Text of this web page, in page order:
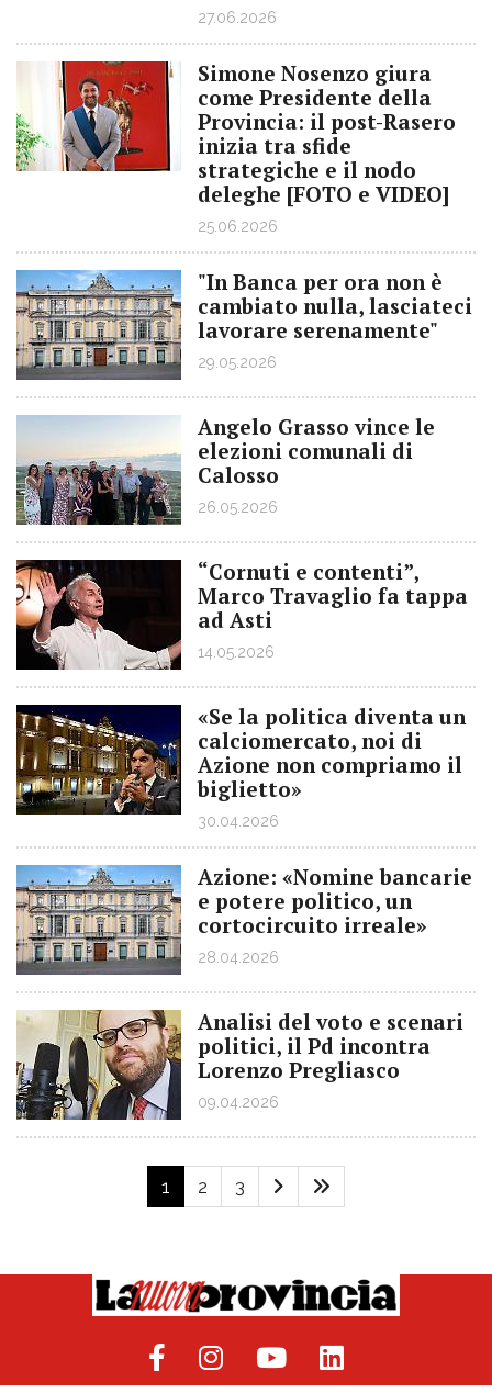
27.06.2026
Simone Nosenzo giura
come Presidente della
Provincia: il post-Rasero
inizia tra sfide
strategiche e il nodo
deleghe [FOTO e VIDEO]
25.06.2026
"In Banca per ora non è
cambiato nulla, lasciateci
lavorare serenamente"
29.05.2026
Angelo Grasso vince le
elezioni comunali di
Calosso
26.05.2026
“Cornuti e contenti”,
Marco Travaglio fa tappa
ad Asti
14.05.2026
«Se la politica diventa un
calciomercato, noi di
Azione non compriamo il
biglietto»
30.04.2026
Azione: «Nomine bancarie
e potere politico, un
cortocircuito irreale»
28.04.2026
Analisi del voto e scenari
politici, il Pd incontra
Lorenzo Pregliasco
09.04.2026
1 2 3